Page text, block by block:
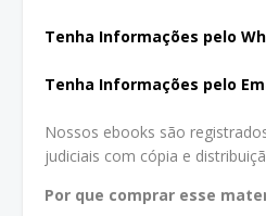
Tenha Informações pelo
Tenha Informações pelo
Nossos ebooks são
judiciais com cópia e
Por que comprar esse